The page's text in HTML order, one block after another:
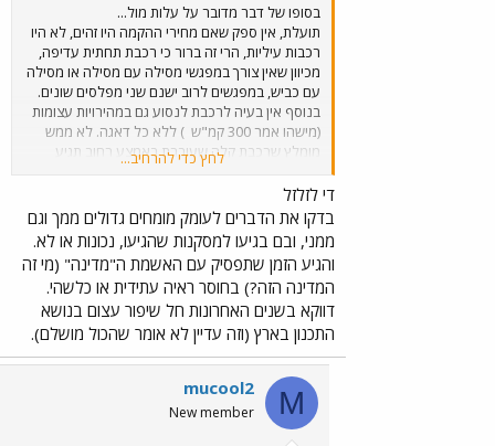
בסופו של דבר מדובר על עלות מול...
תועלת, אין ספק שאם מחירי ההקמה היו זהים, לא היו
רכבות עיליות, הרי זה ברור כי רכבת תחתית עדיפה,
מכיוון שאין צורך במפגשי מסילה עם מסילה או מסילה
עם כביש, במפגשים לרוב ישנם שני מפלסים שונים.
בנוסף אין בעיה לרכבת לנסוע גם במהירויות עצומות
(מישהו אמר 300 קמ"ש
) ללא כל דאגה. לא ממש
מומלץ שרכבת קלה שעוברת באמצע רחוב תגיע
למהירויות כאלו. אם כדאי או לא, אני לא יודע, אני
מאמין שזה כדאי לעשות את התוואי שעובר בתוך תל
אביב - תחתי. הבעיה היא, וזה לא סוד גדול, שהמדינה
לא יודעת או לא רוצה לבדוק את הדברים לעומק, ואין
לה בכלל ראייה (אפילו לא עתידית, סתם ראייה
פשוטה), תוכיח את זה רכבת ישראל, יוכיח את זה
איילון.
לחץ כדי להרחיב...
די לזלזל
בדקו את הדברים לעומק מומחים גדולים ממך וגם
ממני, ובם בגיעו למסקנות שהגיעו, נכונות או לא.
והגיע הזמן שתפסיק עם האשמת ה"מדינה" (מי זה
המדינה הזה?) בחוסר ראיה עתידית או כלשהי.
דווקא בשנים האחרונות חל שיפור עצום בנושא
התכנון בארץ (וזה עדיין לא אומר שהכול מושלם).
M
mucool2
New member